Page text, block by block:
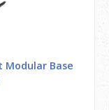
Modular Base